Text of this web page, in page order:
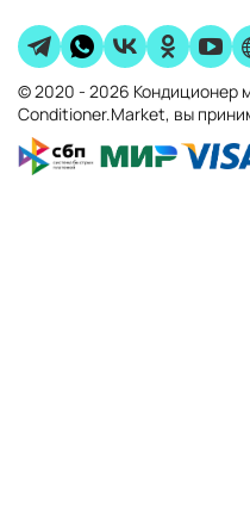
© 2020 - 2026 Кондиционер
Conditioner.Market, вы